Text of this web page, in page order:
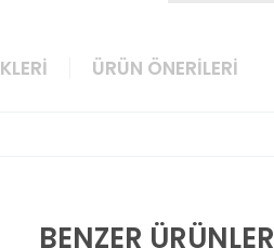
ÜRÜN ÖNERILERI
BENZER ÜRÜNLER